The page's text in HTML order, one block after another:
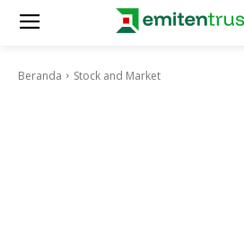
Beranda Stock and Market